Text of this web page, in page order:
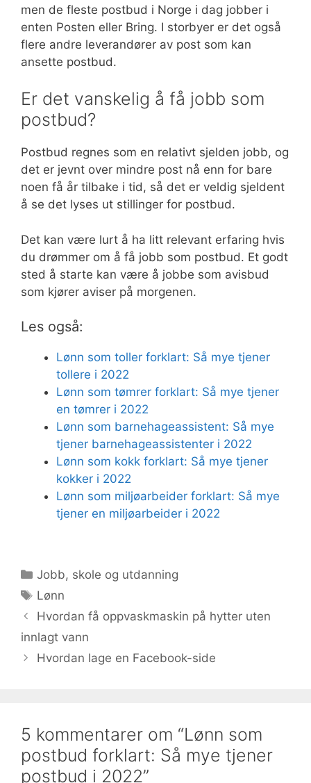
men de fleste postbud i Norge i dag jobber i
enten Posten eller Bring. I storbyer er det også
flere andre leverandører av post som kan
ansette postbud.
Er det vanskelig å få jobb som
postbud?
Postbud regnes som en relativt sjelden jobb, og
det er jevnt over mindre post nå enn for bare
noen få år tilbake i tid, så det er veldig sjeldent
å se det lyses ut stillinger for postbud.
Det kan være lurt å ha litt relevant erfaring hvis
du drømmer om å få jobb som postbud. Et godt
sted å starte kan være å jobbe som avisbud
som kjører aviser på morgenen.
Les også:
Lønn som toller forklart: Så mye tjener
tollere i 2022
Lønn som tømrer forklart: Så mye tjener
en tømrer i 2022
Lønn som barnehageassistent: Så mye
tjener barnehageassistenter i 2022
Lønn som kokk forklart: Så mye tjener
kokker i 2022
Lønn som miljøarbeider forklart: Så mye
tjener en miljøarbeider i 2022
Kategorier
Jobb, skole og utdanning
Stikkord
Lønn
Hvordan få oppvaskmaskin på hytter uten
innlagt vann
Hvordan lage en Facebook-side
5 kommentarer om “Lønn som
postbud forklart: Så mye tjener
postbud i 2022”